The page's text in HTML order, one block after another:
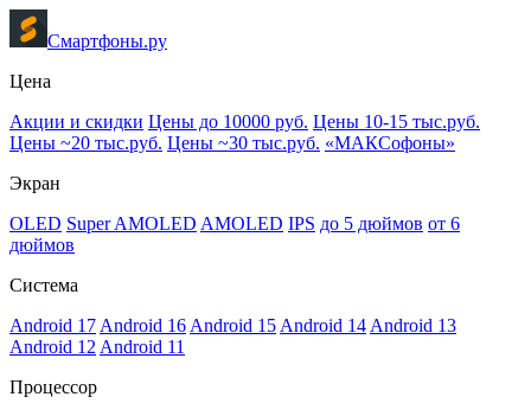
Смартфоны.ру
Цена
Акции и скидки Цены до 10000 руб. Цены 10-15 тыс.руб.
Цены ~20 тыс.руб. Цены ~30 тыс.руб. «МАКСофоны»
Экран
OLED Super AMOLED AMOLED IPS до 5 дюймов от 6
дюймов
Система
Android 17 Android 16 Android 15 Android 14 Android 13
Android 12 Android 11
Процессор